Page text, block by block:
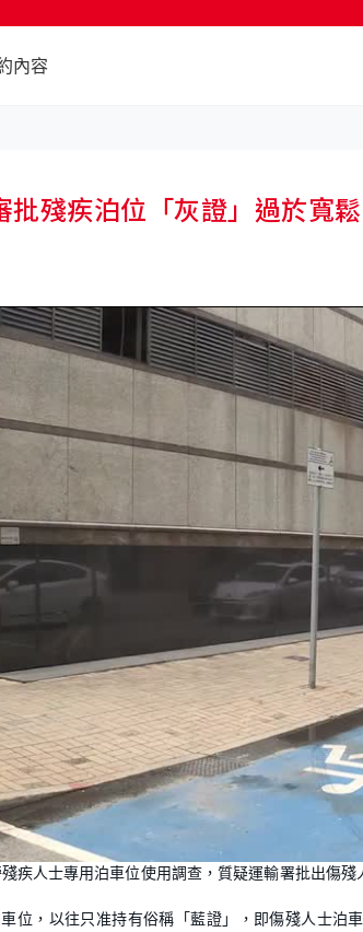
內容
批殘疾泊位「灰證」過於
殘疾人士專用泊車位使用調查，質疑運輸署批出傷
位，以往只准持有俗稱「藍證」，即傷殘人士泊